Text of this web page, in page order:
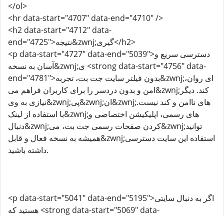
</ol>
<hr data-start="4707" data-end="4710" />
<h2 data-start="4712" data-
end="4725">نتیجه&zwnj;گیری</h2>
<p data-start="4727" data-end="5039">دسترسی سریع و
آسان به نسخه&zwnj;ی <strong data-start="4756" data-
end="4781">بدون فیلتر سایت جت بت، تجربه&zwnj;ای روان،
امن و بدون دردسر را برای کاربران فراهم می&zwnj;کند. دیگر
نیازی به وی&zwnj;پی&zwnj;ان&zwnj;های ناامن و کند نیست.
با استفاده از لینک&zwnj;های رسمی، اپلیکیشن اختصاصی و
دنبال&zwnj;کردن صفحات رسمی جت بت، می&zwnj;توانید
همیشه به نسخه فعال و قابل&zwnj;استفاده این سایت دسترسی
داشته باشید.
<p data-start="5041" data-end="5195">اگر به دنبال سایتی
هستید که <strong data-start="5069" data-